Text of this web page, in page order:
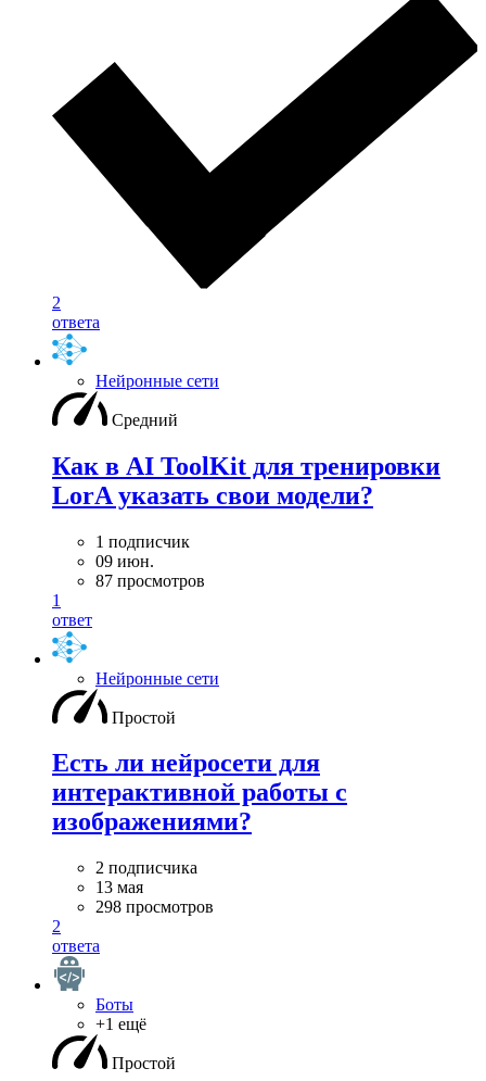
2
ответа
Нейронные сети
Средний
Как в AI ToolKit для тренировки
LorA указать свои модели?
1 подписчик
09 июн.
87 просмотров
1
ответ
Нейронные сети
Простой
Есть ли нейросети для
интерактивной работы с
изображениями?
2 подписчика
13 мая
298 просмотров
2
ответа
Боты
+1 ещё
Простой